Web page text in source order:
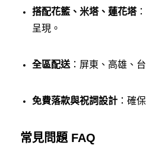
搭配花籃、米塔、蓮花塔
呈現。
全區配送：屏東、高雄、
免費落款與祝詞設計：確
常見問題 FAQ